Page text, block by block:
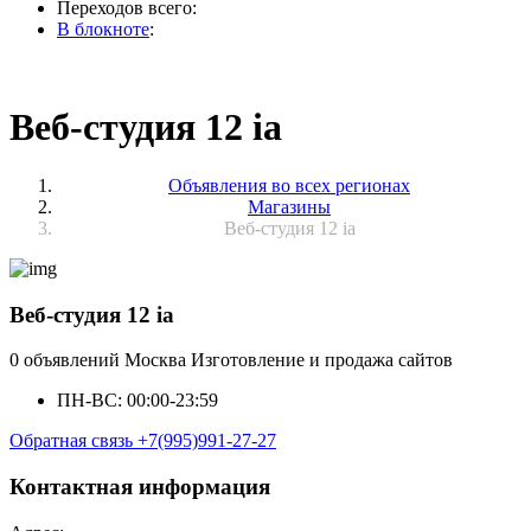
Переходов всего:
В блокноте:
Веб-студия 12 ia
Объявления во всех регионах
Магазины
Веб-студия 12 ia
Веб-студия 12 ia
0 объявлений Москва Изготовление и продажа сайтов
ПН-ВС: 00:00-23:59
Обратная связь +7(995)991-27-27
Контактная информация